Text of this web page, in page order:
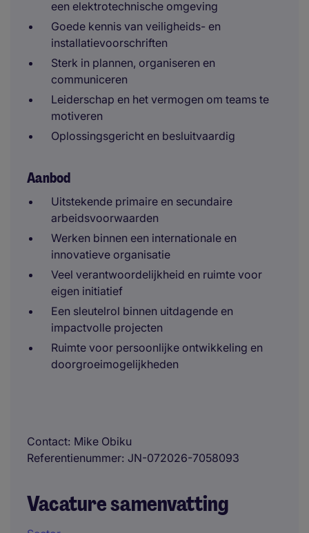
een elektrotechnische omgeving
Goede kennis van veiligheids- en
installatievoorschriften
Sterk in plannen, organiseren en
communiceren
Leiderschap en het vermogen om teams te
motiveren
Oplossingsgericht en besluitvaardig
Aanbod
Uitstekende primaire en secundaire
arbeidsvoorwaarden
Werken binnen een internationale en
innovatieve organisatie
Veel verantwoordelijkheid en ruimte voor
eigen initiatief
Een sleutelrol binnen uitdagende en
impactvolle projecten
Ruimte voor persoonlijke ontwikkeling en
doorgroeimogelijkheden
Contact Mike Obiku
Referentienummer JN-072026-7058093
Vacature samenvatting